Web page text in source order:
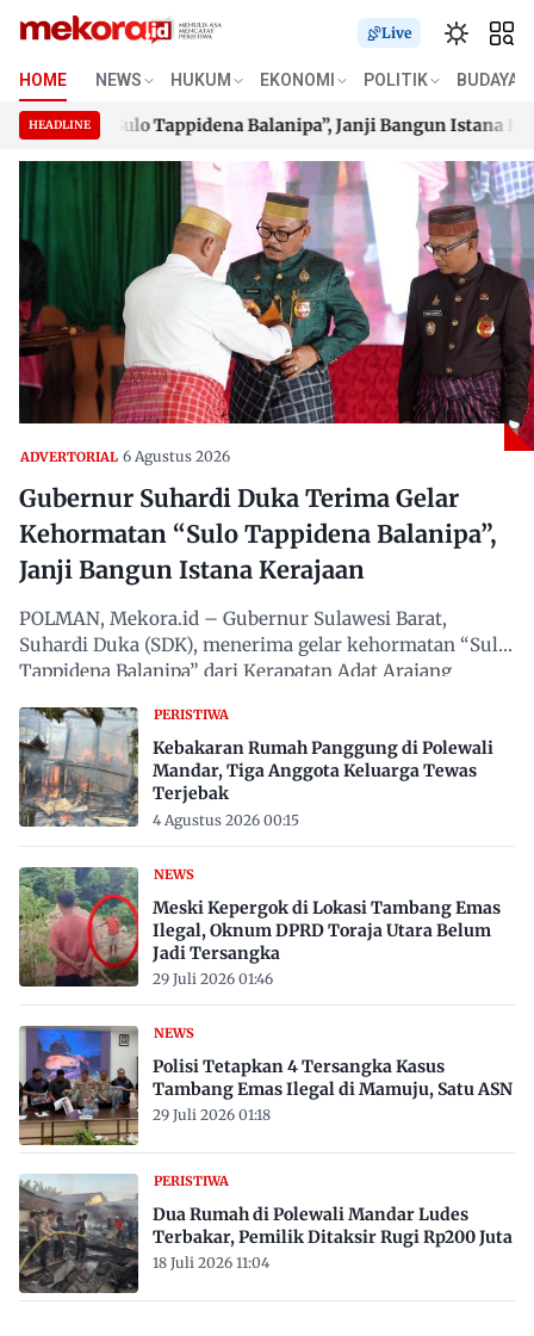
content
Live
HOME NEWS HUKUM EKONOMI POLITIK BUDAYA
HEADLINE“Sulo Tappidena Balanipa”, Janji Bangun Istana
“Sulo Tappidena Balanipa”, Janji Bangun Istana
ADVERTORIAL 6 Agustus 2026
Gubernur Suhardi Duka Terima Gelar
Kehormatan “Sulo Tappidena Balanipa”,
Janji Bangun Istana Kerajaan
POLMAN, Mekora.id – Gubernur Sulawesi Barat,
Suhardi Duka (SDK), menerima gelar kehormatan “Sulo
Tappidena Balanipa” dari Kerapatan Adat Arajang
PERISTIWA
Kebakaran Rumah Panggung di Polewali
Mandar, Tiga Anggota Keluarga Tewas
Terjebak
4 Agustus 2026 00:15
NEWS
Meski Kepergok di Lokasi Tambang Emas
Ilegal, Oknum DPRD Toraja Utara Belum
Jadi Tersangka
29 Juli 2026 01:46
NEWS
Polisi Tetapkan 4 Tersangka Kasus
Tambang Emas Ilegal di Mamuju, Satu ASN
29 Juli 2026 01:18
PERISTIWA
Dua Rumah di Polewali Mandar Ludes
Terbakar, Pemilik Ditaksir Rugi Rp200 Juta
18 Juli 2026 11:04